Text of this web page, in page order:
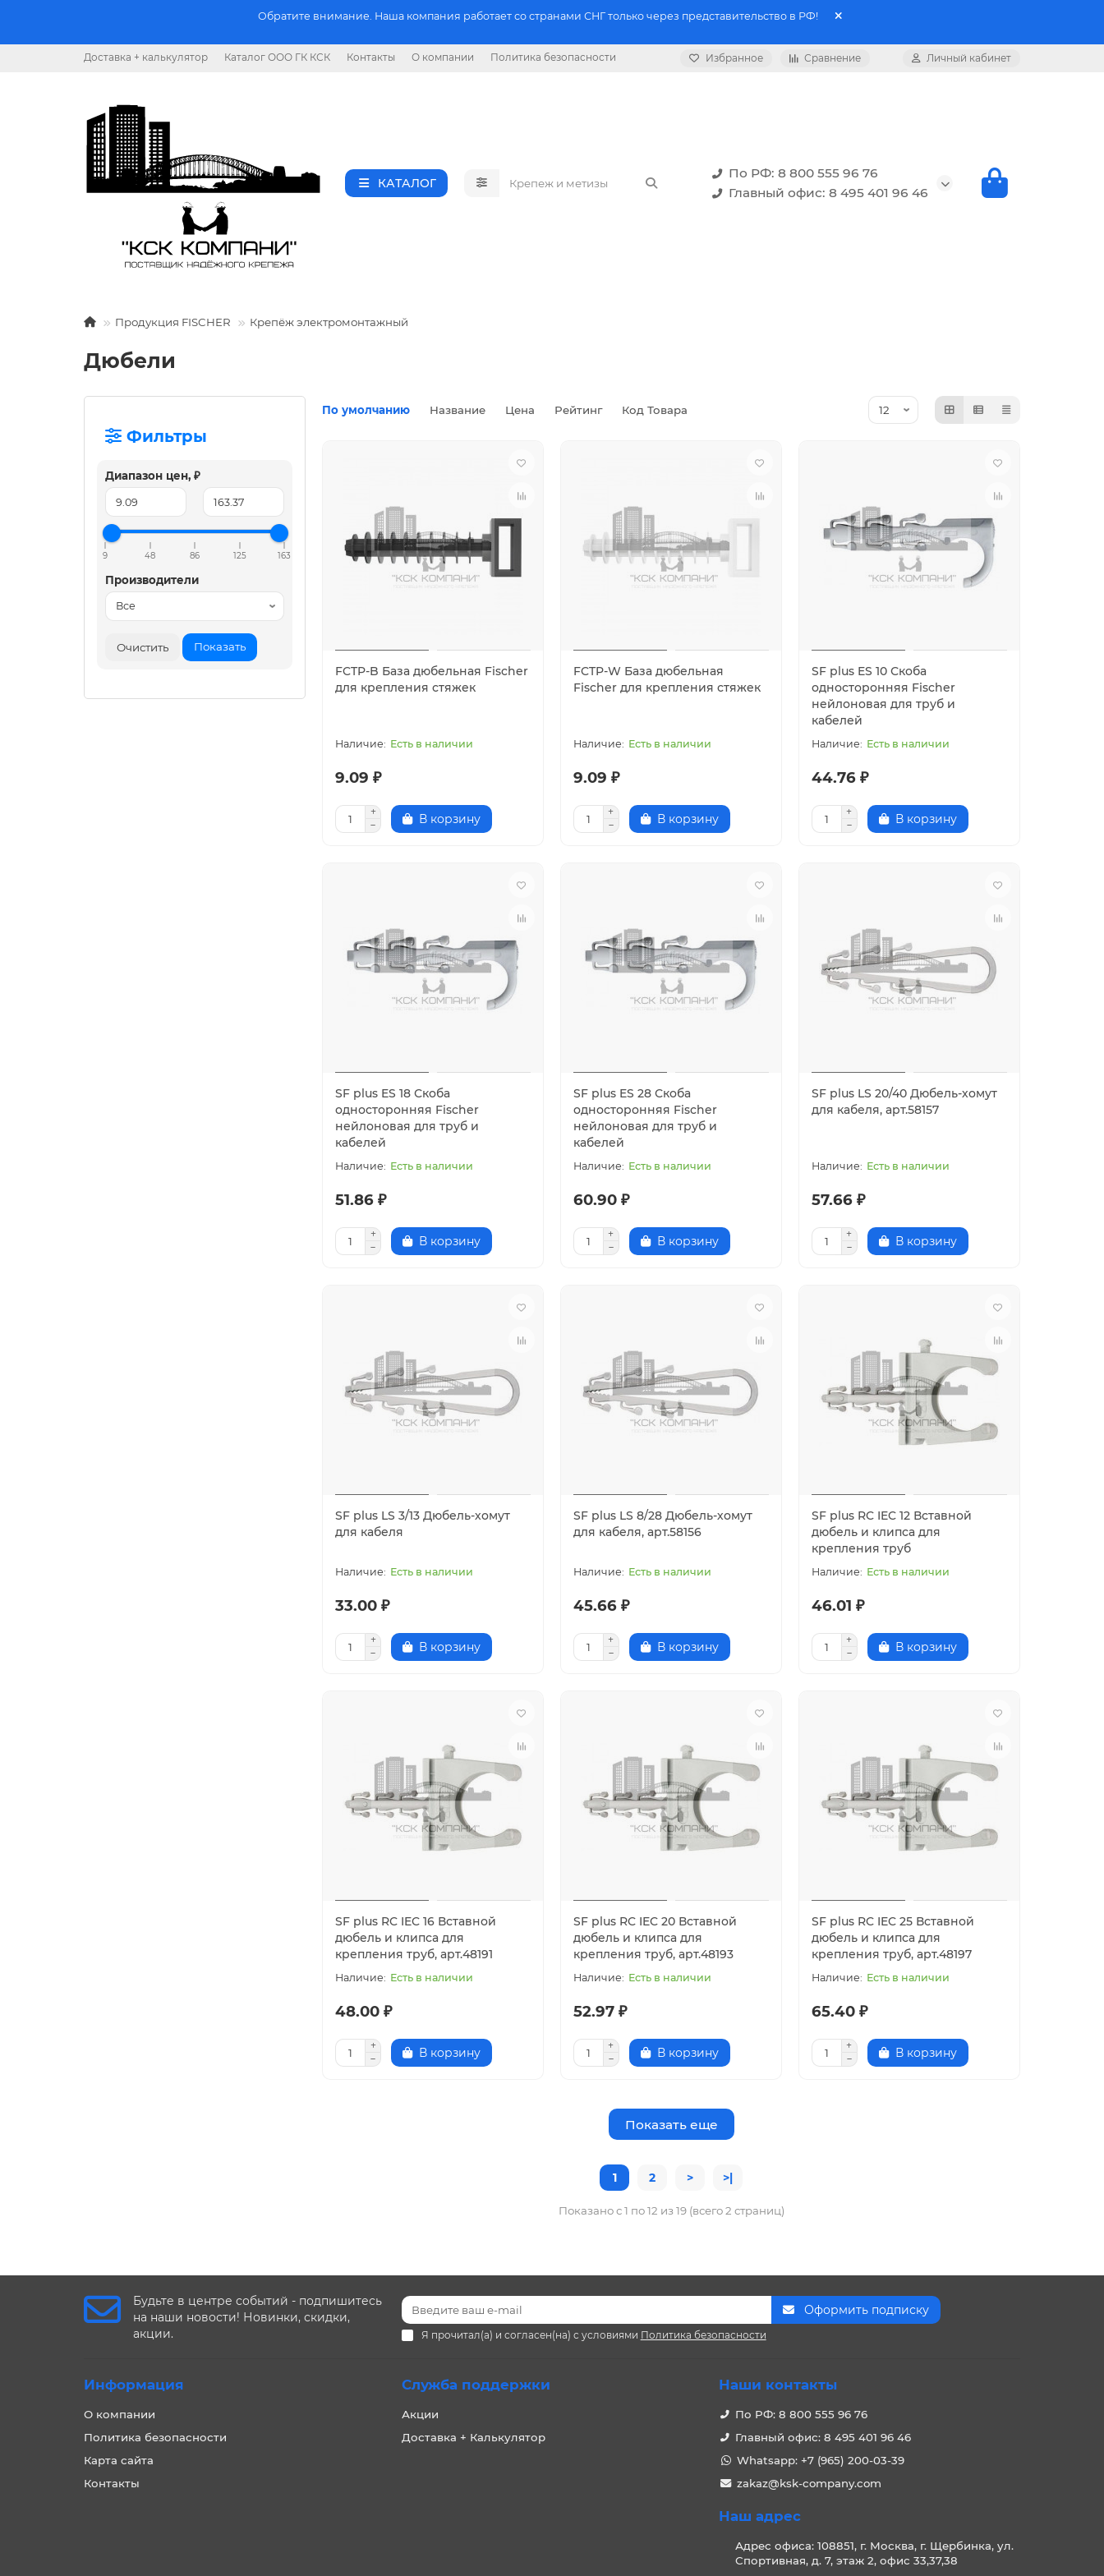
Обратите внимание. Наша компания работает со странами СНГ только через представительство в РФ!
Доставка + калькулятор Каталог ООО ГК КСК Контакты О компании Политика безопасности Избранное Сравнение Личный кабинет
КАТАЛОГ
По РФ: 8 800 555 96 76
Главный офис: 8 495 401 96 46
Продукция FISCHER Крепёж электромонтажный
Дюбели
Фильтры
Диапазон цен, ₽
9 48 86 125 163
Производители
Очистить Показать
По умолчанию Название Цена Рейтинг Код Товара
FCTP-B База дюбельная Fischer
для крепления стяжек
Есть в наличии
9.09 ₽
В корзину
FCTP-W База дюбельная
Fischer для крепления стяжек
Есть в наличии
9.09 ₽
В корзину
SF plus ES 10 Скоба
односторонняя Fischer
нейлоновая для труб и
кабелей
Есть в наличии
44.76 ₽
В корзину
SF plus ES 18 Скоба
односторонняя Fischer
нейлоновая для труб и
кабелей
Есть в наличии
51.86 ₽
В корзину
SF plus ES 28 Скоба
односторонняя Fischer
нейлоновая для труб и
кабелей
Есть в наличии
60.90 ₽
В корзину
SF plus LS 20/40 Дюбель-хомут
для кабеля, арт.58157
Есть в наличии
57.66 ₽
В корзину
SF plus LS 3/13 Дюбель-хомут
для кабеля
Есть в наличии
33.00 ₽
В корзину
SF plus LS 8/28 Дюбель-хомут
для кабеля, арт.58156
Есть в наличии
45.66 ₽
В корзину
SF plus RC IEC 12 Вставной
дюбель и клипса для
крепления труб
Есть в наличии
46.01 ₽
В корзину
SF plus RC IEC 16 Вставной
дюбель и клипса для
крепления труб, арт.48191
Есть в наличии
48.00 ₽
В корзину
SF plus RC IEC 20 Вставной
дюбель и клипса для
крепления труб, арт.48193
Есть в наличии
52.97 ₽
В корзину
SF plus RC IEC 25 Вставной
дюбель и клипса для
крепления труб, арт.48197
Есть в наличии
65.40 ₽
В корзину
Показать еще
1 2 > >|
Показано с 1 по 12 из 19 (всего 2 страниц)
Будьте в центре событий - подпишитесь
на наши новости! Новинки, скидки,
акции.
Оформить подписку
Я прочитал(а) и согласен(на) с условиями Политика безопасности
Информация
О компании
Политика безопасности
Карта сайта
Контакты
Служба поддержки
Акции
Доставка + Калькулятор
Наши контакты
По РФ: 8 800 555 96 76
Главный офис: 8 495 401 96 46
Whatsapp: +7 (965) 200-03-39
zakaz@ksk-company.com
Наш адрес
Адрес офиса: 108851, г. Москва, г. Щербинка, ул.
Спортивная, д. 7, этаж 2, офис 33,37,38